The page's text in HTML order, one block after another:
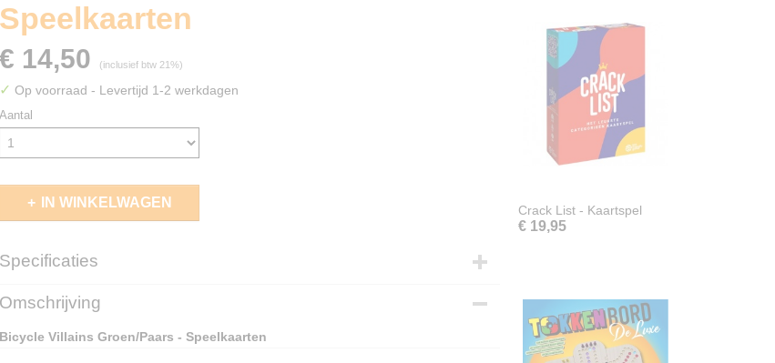
Speelkaarten
€ 14,50 (inclusief btw 21%)
✓ Op voorraad - Levertijd 1-2 werkdagen
Aantal
IN WINKELWAGEN
Specificaties
EAN code
Omschrijving
Bicycle Villains Groen/Paars - Speelkaarten
Crack List - Kaartspel
€ 19,95